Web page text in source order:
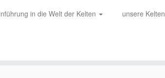
in die Welt der Kelten unsere Kelten